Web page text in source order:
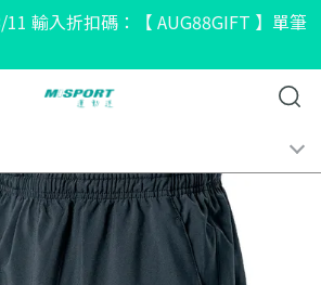
輸入折扣碼：【 AUG88GIFT 】單筆